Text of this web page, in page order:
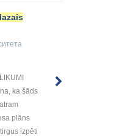
ka šāds
plāns
izpēti